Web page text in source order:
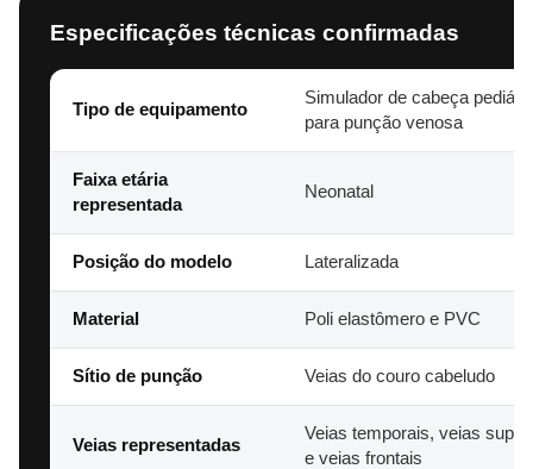
Especificações técnicas confirmadas
Tipo de equipamento
Simulador de cabeça
para punção venosa
Faixa etária
representada
Neonatal
Posição do modelo Lateralizada
Material Poli elastômero e PVC
Sítio de punção Veias do couro cabeludo
Veias representadas
Veias temporais, veias
e veias frontais